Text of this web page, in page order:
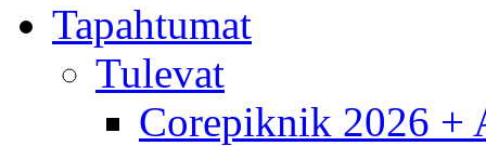
Tapahtumat
Tulevat
Corepiknik 2026 +